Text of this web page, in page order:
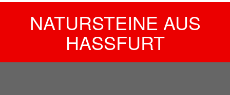
NATURSTEINE AUS
HASSFURT